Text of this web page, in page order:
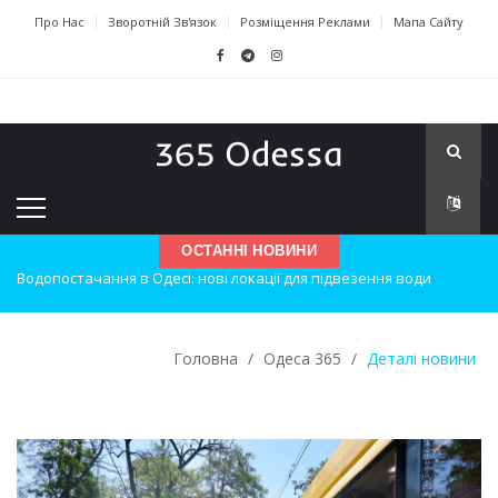
Про Нас Зворотній Зв'язок Розміщення Реклами Мапа Сайту
ОСТАННІ НОВИНИ
Нічна атака на Одесу: наслідки вибухів
Новини з Зимової школи інсульту в Швейцарії
Головна / Одеса 365 / Деталі новини